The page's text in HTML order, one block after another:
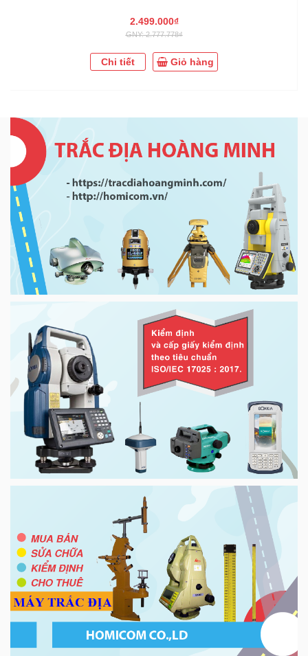
2.499.000₫
GNY: 2.777.778₫
Chi tiết Giỏ hàng